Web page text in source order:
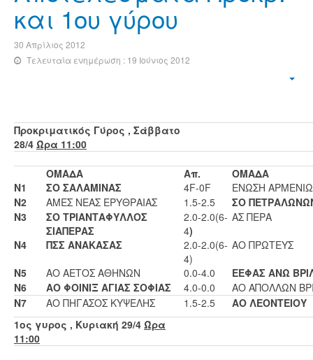
και 1ου γύρου
30 Απρίλιος 2012
Τελευταία ενημέρωση : 19 Ιούνιος 2012
Προκριματικός Γύρος , Σάββατο
28/4 Ώρα 11:00
ΟΜΑΔΑ Απ.
ΟΜΑΔΑ
Ν1
ΣΟ ΣΑΛΑΜΙΝΑΣ 4F-0F
ΕΝΩΣΗ
Ν2
ΑΜΕΣ ΝΕΑΣ ΕΡΥΘΡΑΙΑΣ 1.5-2.5
ΣΟ
Ν3
ΣΟ ΤΡΙΑΝΤΑΦΥΛΛΟΣ
ΣΙΑΠΕΡΑΣ
2.0-2.0(6-
4)
ΑΣ ΠΕΡΑ
Ν4
ΠΣΣ ΑΝΑΚΑΣΑΣ
2.0-2.0(6-
4)
ΑΟ ΠΡΩΤΕΥΣ
Ν5
ΑΟ ΑΕΤΟΣ ΑΘΗΝΩΝ 0.0-4.0
ΕΕΦΑΣ ΑΝΩ
Ν6
ΑΟ ΦΟΙΝΙΞ ΑΓΙΑΣ ΣΟΦΙΑΣ 4.0-0.0
ΑΟ ΑΠΟΛΛΩΝ
Ν7
ΑΟ ΠΗΓΑΣΟΣ ΚΥΨΕΛΗΣ 1.5-2.5
ΑΟ ΛΕΟΝΤΕΙΟΥ
1ος γυρος , Κυριακή 29/4 Ώρα
11:00